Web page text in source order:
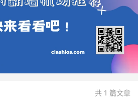
共 1 篇文章